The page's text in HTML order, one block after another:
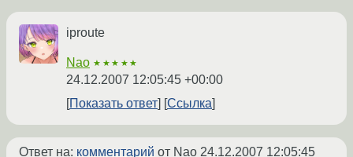
iproute
Nao ★★★★★
24.12.2007 12:05:45 +00:00
Показать ответ
Ссылка
Ответ на: комментарий от Nao 24.12.2007 12:05:45